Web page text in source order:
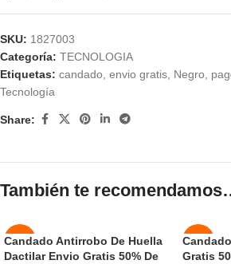
SKU: 1827003
Categoría: TECNOLOGIA
Etiquetas: candado, envio gratis, Negro,
Tecnología
Share:
También te
-50%
Candado Antirrobo De Huella
Dactilar Envio Gratis 50% De
-50%
Gratis